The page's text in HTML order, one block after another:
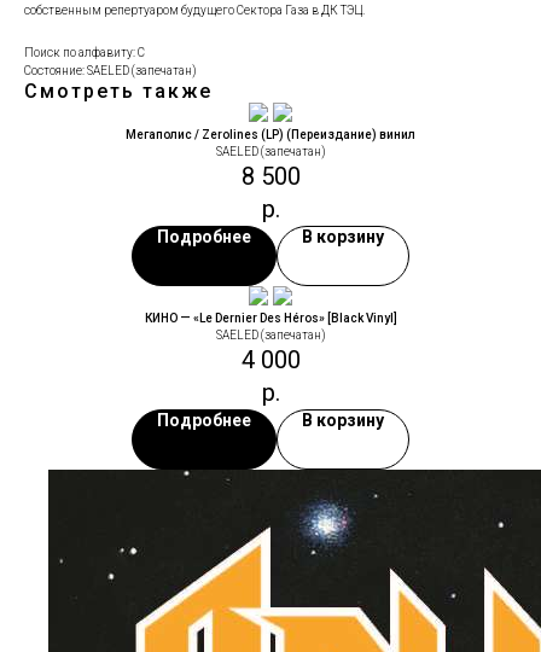
собственным репертуаром будущего Сектора Газа в ДК ТЭЦ.
Поиск по алфавиту: С
Состояние: SAELED (запечатан)
Смотреть также
Мегаполис / Zerolines (LP) (Переиздание) винил
SAELED (запечатан)
8 500
р.
Подробнее В корзину
КИНО — «Le Dernier Des Héros» [Black Vinyl]
SAELED (запечатан)
4 000
р.
Подробнее В корзину